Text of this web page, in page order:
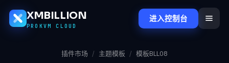
XMBILLION
PROKVM CLOUD
进入控制台
插件市场 / 主题模板 / 模板BLL08